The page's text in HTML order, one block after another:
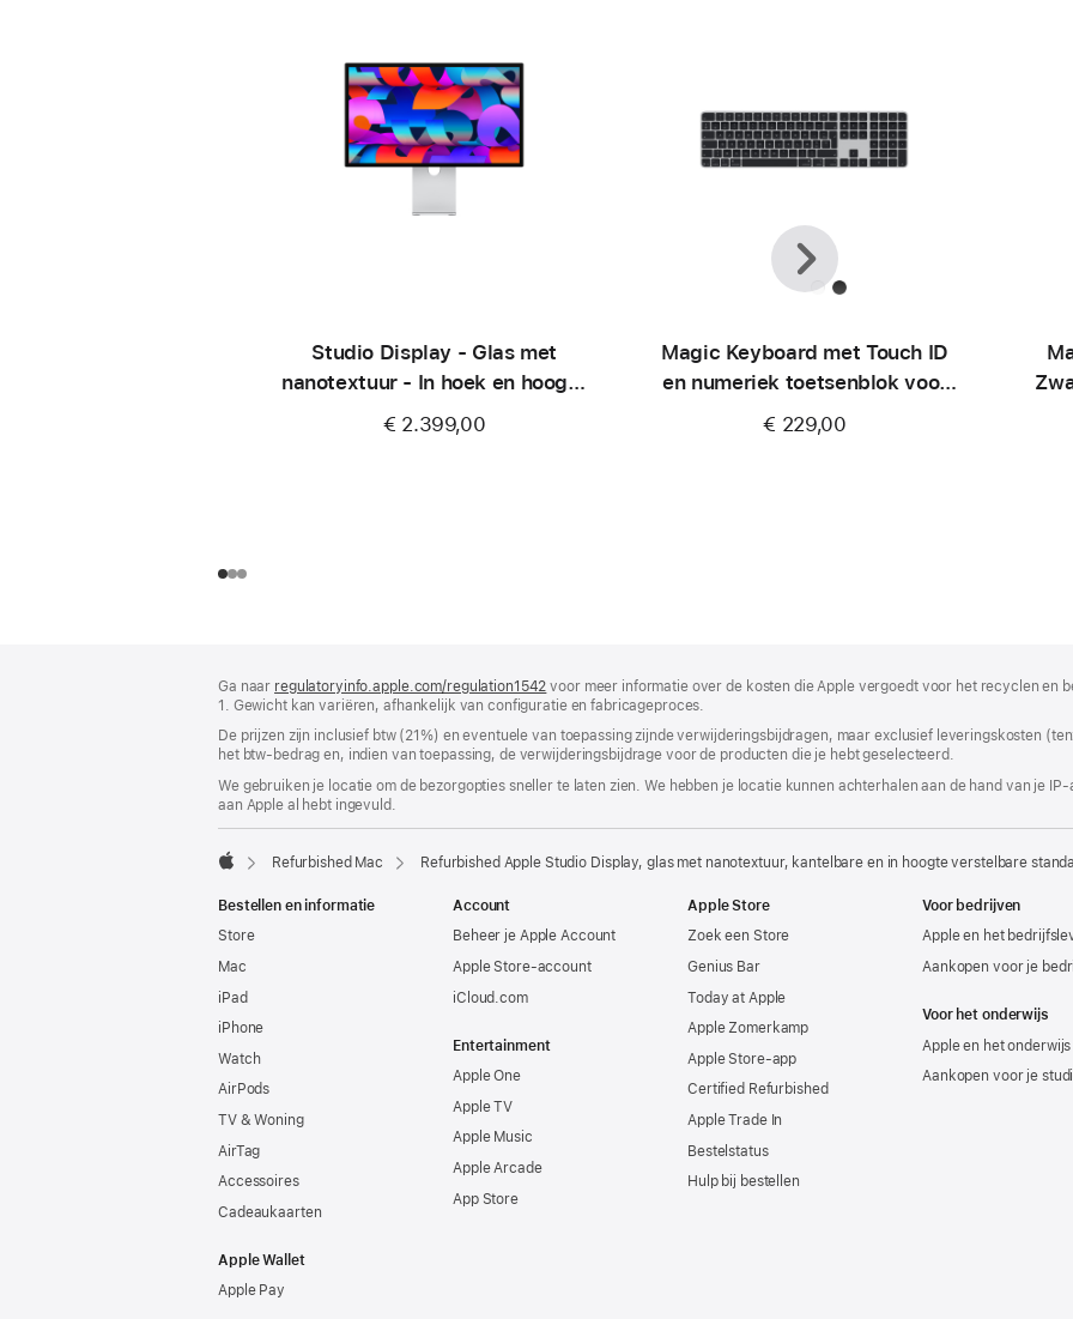
Studio Display - Glas met
nanotextuur - In hoek en hoogte
verstelbare standaard
€ 2.399,00
Magic Keyboard met Touch ID
en numeriek toetsenblok voor
Mac-modellen met
Apple silicon (USB–C) - Frans -
€ 229,00
Vorige
Volgende
Ga naar regulatoryinfo.apple.com/regulation1542 (wordt
in
venster
geopend)
voor meer informatie over de kosten die Apple vergoedt voor het recyclen en
1. Gewicht kan variëren, afhankelijk van configuratie en fabricageproces.
De prijzen zijn inclusief btw (21%) en eventuele van toepassing zijnde verwijderingsbijdragen, maar exclusief leveringskosten
het btw-bedrag en, indien van toepassing, de verwijderingsbijdrage voor de producten die je hebt geselecteerd.
We gebruiken je locatie om de bezorgopties sneller te laten zien. We hebben je locatie kunnen achterhalen aan de hand van je
aan Apple al hebt ingevuld.
Refurbished Mac Refurbished Apple Studio Display, glas met nanotextuur, kantelbare en in hoogte verstelbare
Bestellen en informatie
Store
Mac
iPad
iPhone
Watch
AirPods
TV & Woning
AirTag
Accessoires
Cadeaukaarten
Apple Wallet
Apple Pay
Account
Beheer je Apple Account
Apple Store-account
iCloud.com
Entertainment
Apple One
Apple TV
Apple Music
Apple Arcade
App Store
Apple Store
Zoek een Store
Genius Bar
Today at Apple
Apple Zomerkamp
Apple Store-app
Certified Refurbished
Apple Trade In
Bestelstatus
Hulp bij bestellen
Voor bedrijven
Apple en het
Aankopen voor je
Voor het onderwijs
Apple en het onderwijs
Aankopen voor je